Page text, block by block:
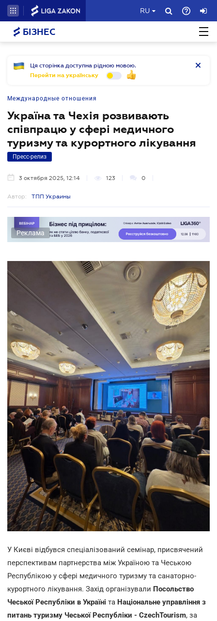
RU
БІЗНЕС
Ця сторінка доступна рідною мовою.
Перейти на українську
Международные отношения
Україна та Чехія розвивають
співпрацю у сфері медичного
туризму та курортного лікування
Пресс-релиз
3 октября 2025, 12:14 123 0
Автор: ТПП Украины
Реклама
У Києві відбувся спеціалізований семінар, присвячений
перспективам партнерства між Україною та Чеською
Республікою у сфері медичного туризму та санаторно-
курортного лікування. Захід організували Посольство
Чеської Республіки в Україні та Національне управління з
питань туризму Чеської Республіки - CzechTourism, за